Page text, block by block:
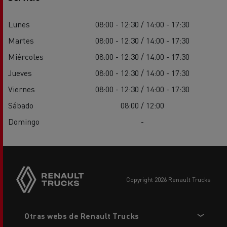
Lunes
08:00 - 12:30 / 14:00 - 17:30
Martes
08:00 - 12:30 / 14:00 - 17:30
Miércoles
08:00 - 12:30 / 14:00 - 17:30
Jueves
08:00 - 12:30 / 14:00 - 17:30
Viernes
08:00 - 12:30 / 14:00 - 17:30
Sábado
08:00 / 12:00
Domingo
-
copyright 2026 Renault Trucks
menu
Otras webs de Renault Trucks